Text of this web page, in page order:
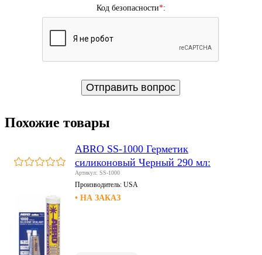
Код безопасности*:
Похожие товары
ABRO SS-1000 Герметик
силиконовый Черный 290 мл:
Артикул: SS-1000
Производитель: USA
• НА ЗАКАЗ